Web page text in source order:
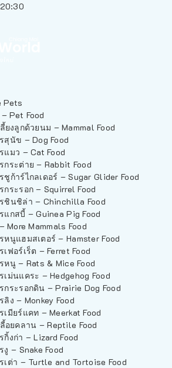
Pets
Pet Food
ยงลูกด้วยนม – Mammal Food
สุนัข – Dog Food
แมว – Cat Food
กระต่าย – Rabbit Food
ชูก้าร์ไกลเดอร์ – Sugar Glider Food
กระรอก – Squirrel Food
ชินชิล่า – Chinchilla Food
แกสบี้ – Guinea Pig Food
More Mammals Food
หนูแฮมสเตอร์ – Hamster Food
เฟอร์เร็ต – Ferret Food
หนู – Rats & Mice Food
เม่นแคระ – Hedgehog Food
กระรอกดิน – Prairie Dog Food
ลิง – Monkey Food
เมียร์แคท – Meerkat Food
อยคลาน – Reptile Food
กิ้งก่า – Lizard Food
งู – Snake Food
เต่า – Turtle and Tortoise Food